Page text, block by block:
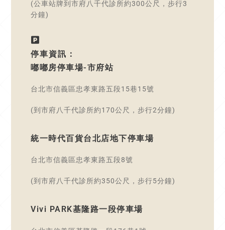
(公車站牌到市府八千代診所約300公尺，步行3
分鐘)
停車資訊：
嘟嘟房停車場-市府站
台北市信義區忠孝東路五段15巷15號
(到市府八千代診所約170公尺，步行2分鐘)
統一時代百貨台北店地下停車場
台北市信義區忠孝東路五段8號
(到市府八千代診所約350公尺，步行5分鐘)
Vivi PARK基隆路一段停車場